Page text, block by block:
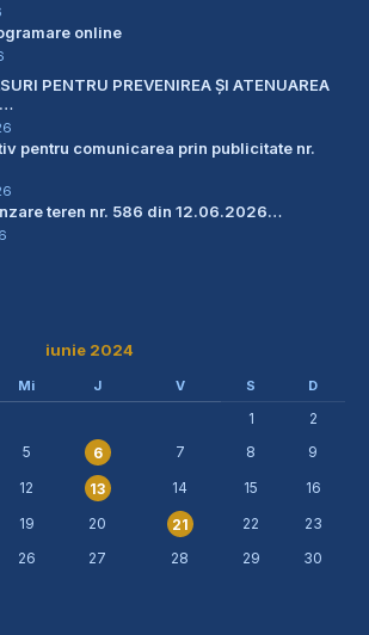
online
PENTRU PREVENIREA ŞI ATENUAREA
pentru comunicarea prin publicitate nr.
teren nr. 586 din 12.06.2026…
iunie 2024
Mi J V S D
1
2
5 6 7 8
9
12 13 14 15
16
19 20 21 22
23
26 27 28 29 30